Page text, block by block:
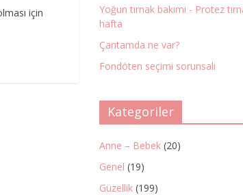
için
Yoğun tırnak bakımı - Protez
hafta
Çantamda ne var?
Fondöten seçimi sorunsalı
Kategoriler
Anne – Bebek (20)
Genel (19)
Güzellik (199)